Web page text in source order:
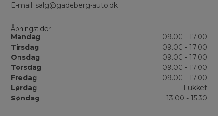
E-mail: salg@gadeberg-auto.dk
Åbningstider
Mandag
09.00 - 17.00
Tirsdag
09.00 - 17.00
Onsdag
09.00 - 17.00
Torsdag
09.00 - 17.00
Fredag
09.00 - 17.00
Lørdag
Lukket
Søndag
13.00 - 15.30